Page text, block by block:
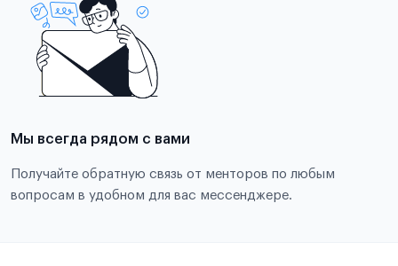
Мы всегда рядом с вами
Получайте обратную связь от менторов по любым
вопросам в удобном для вас мессенджере.